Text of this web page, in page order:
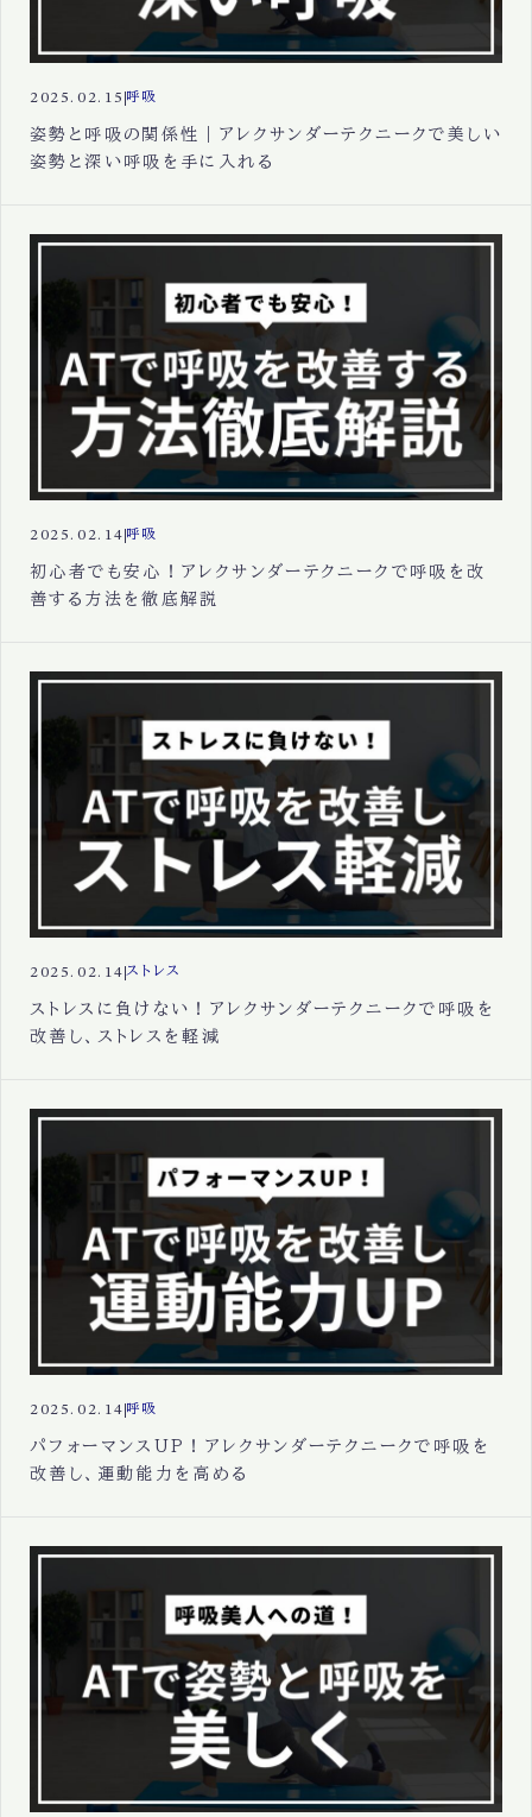
2025.02.15 呼吸
姿勢と呼吸の関係性｜アレクサンダーテクニークで美しい
姿勢と深い呼吸を手に入れる
2025.02.14 呼吸
初心者でも安心！アレクサンダーテクニークで呼吸を改
善する方法を徹底解説
2025.02.14 ストレス
ストレスに負けない！アレクサンダーテクニークで呼吸を
改善し、ストレスを軽減
2025.02.14 呼吸
パフォーマンスUP！アレクサンダーテクニークで呼吸を
改善し、運動能力を高める